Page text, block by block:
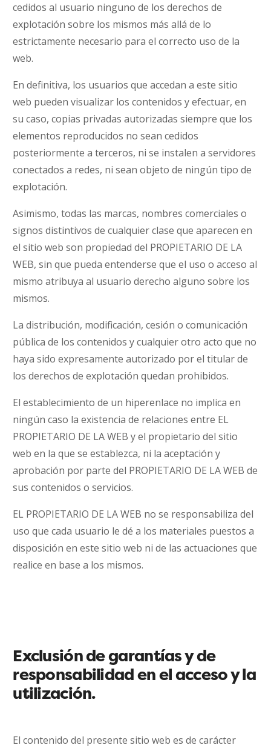
cedidos al usuario ninguno de los derechos de
explotación sobre los mismos más allá de lo
estrictamente necesario para el correcto uso de la
web.
En definitiva, los usuarios que accedan a este sitio
web pueden visualizar los contenidos y efectuar, en
su caso, copias privadas autorizadas siempre que los
elementos reproducidos no sean cedidos
posteriormente a terceros, ni se instalen a servidores
conectados a redes, ni sean objeto de ningún tipo de
explotación.
Asimismo, todas las marcas, nombres comerciales o
signos distintivos de cualquier clase que aparecen en
el sitio web son propiedad del PROPIETARIO DE LA
WEB, sin que pueda entenderse que el uso o acceso al
mismo atribuya al usuario derecho alguno sobre los
mismos.
La distribución, modificación, cesión o comunicación
pública de los contenidos y cualquier otro acto que no
haya sido expresamente autorizado por el titular de
los derechos de explotación quedan prohibidos.
El establecimiento de un hiperenlace no implica en
ningún caso la existencia de relaciones entre EL
PROPIETARIO DE LA WEB y el propietario del sitio
web en la que se establezca, ni la aceptación y
aprobación por parte del PROPIETARIO DE LA WEB de
sus contenidos o servicios.
EL PROPIETARIO DE LA WEB no se responsabiliza del
uso que cada usuario le dé a los materiales puestos a
disposición en este sitio web ni de las actuaciones que
realice en base a los mismos.
Exclusión de garantías y de
responsabilidad en el acceso y la
utilización.
El contenido del presente sitio web es de carácter